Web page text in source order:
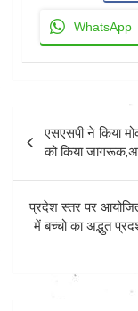
WhatsApp
navigation
एसएसपी ने किया
को किया
प्रदेश स्तर पर
में बच्चो का अद्भुत